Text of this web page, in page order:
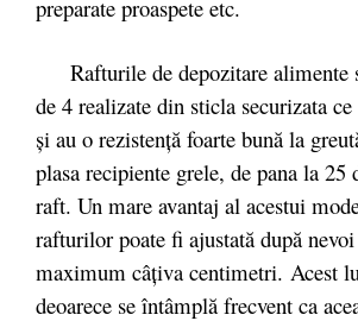
preparate proaspete etc.
Rafturile de depozitare alimente
de 4 realizate din sticla securizata
și au o rezistență foarte bună la
plasa recipiente grele, de pana la 25
raft. Un mare avantaj al acestui
rafturilor poate fi ajustată după
maximum câţiva centimetri. Acest
deoarece se întâmplă frecvent ca